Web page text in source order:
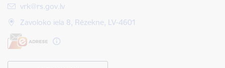
E-pasts:
vrk@rs.gov.lv
Zavoloko iela 8, Rēzekne, LV-4601